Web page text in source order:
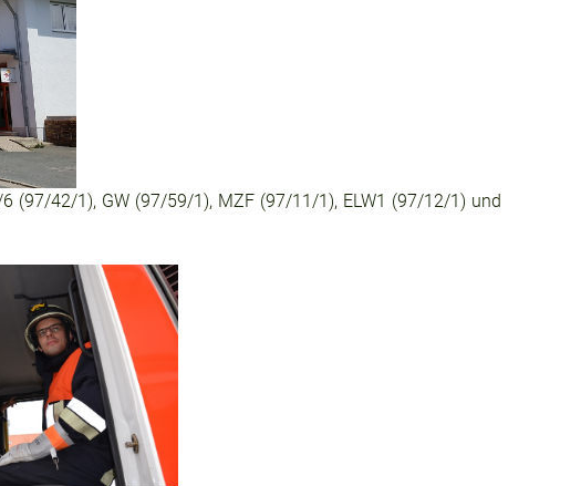
(97/42/1), GW (97/59/1), MZF (97/11/1), ELW1 (97/12/1) und